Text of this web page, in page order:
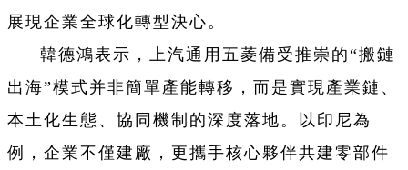
展現企業全球化轉型決心。
韓德鴻表示，上汽通用五菱備受推崇的“搬鏈
出海”模式并非簡單產能轉移，而是實現產業鏈、
本土化生態、協同機制的深度落地。以印尼為
例，企業不僅建廠，更攜手核心夥伴共建零部件